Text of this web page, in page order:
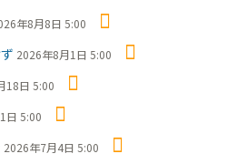
年8月8日 5:00
2026年8月1日 5:00
18日 5:00
日 5:00
2026年7月4日 5:00